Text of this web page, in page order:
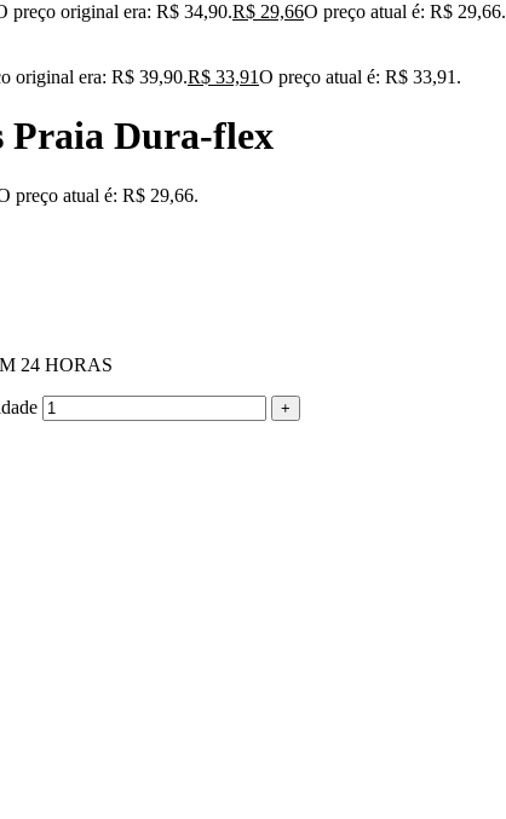
preço original era: R$ 34,90.R$ 29,66O preço atual é: R$ 29,66.
original era: R$ 39,90.R$ 33,91O preço atual é: R$ 33,91.
Praia Dura-flex
preço atual é: R$ 29,66.
24 HORAS